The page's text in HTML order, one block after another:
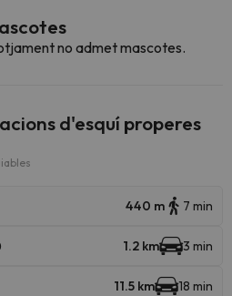
no admet mascotes.
d'esquí properes
440 m 7 min
1.2 km 3 min
11.5 km 18 min